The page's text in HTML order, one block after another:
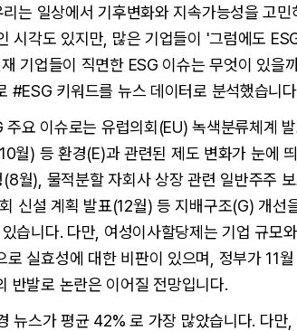
는 일상에서 기후변화와 지속가능성을 고
시각도 있지만, 많은 기업들이 '그럼에도
기업들이 직면한 ESG 이슈는 무엇이 있을
#ESG 키워드를 뉴스 데이터로 분석했습니
요 이슈로는 유럽의회(EU) 녹색분류체계
월) 등 환경(E)과 관련된 제도 변화가 눈에
월), 물적분할 자회사 상장 관련 일반주주
신설 계획 발표(12월) 등 지배구조(G) 개선
습니다. 다만, 여성이사할당제는 기업 규모
로 실효성에 대한 비판이 있으며, 정부가 11
반발로 논란은 이어질 전망입니다.
뉴스가 평균 42% 로 가장 많았습니다. 다만